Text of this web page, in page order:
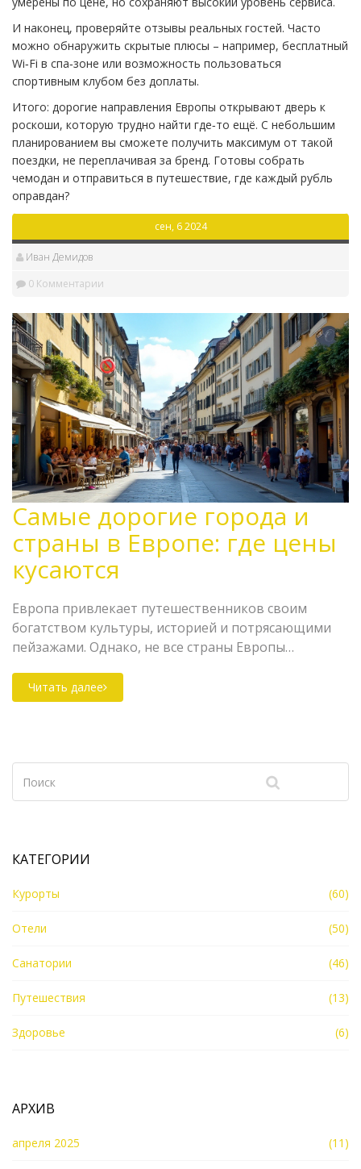
И наконец, проверяйте отзывы реальных гостей. Часто
можно обнаружить скрытые плюсы – например, бесплатный
Wi‑Fi в спа‑зоне или возможность пользоваться
спортивным клубом без доплаты.
Итого: дорогие направления Европы открывают дверь к
роскоши, которую трудно найти где‑то ещё. С небольшим
планированием вы сможете получить максимум от такой
поездки, не переплачивая за бренд. Готовы собрать
чемодан и отправиться в путешествие, где каждый рубль
оправдан?
сен, 6 2024
Иван Демидов
0 Комментарии
Самые дорогие города и
страны в Европе: где цены
кусаются
Европа привлекает путешественников своим
богатством культуры, историей и потрясающими
пейзажами. Однако, не все страны Европы
статье мы обсудим самые дорогие страны и города
Европы, сравним цены на жилье, питание и
Читать далее
КАТЕГОРИИ
Курорты (60)
Отели (50)
Санатории (46)
Путешествия (13)
Здоровье (6)
АРХИВ
апреля 2025 (11)